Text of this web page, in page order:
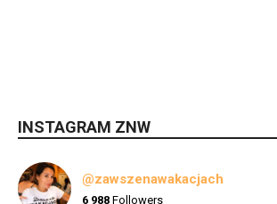
INSTAGRAM ZNW
@zawszenawakacjach
6 988 Followers